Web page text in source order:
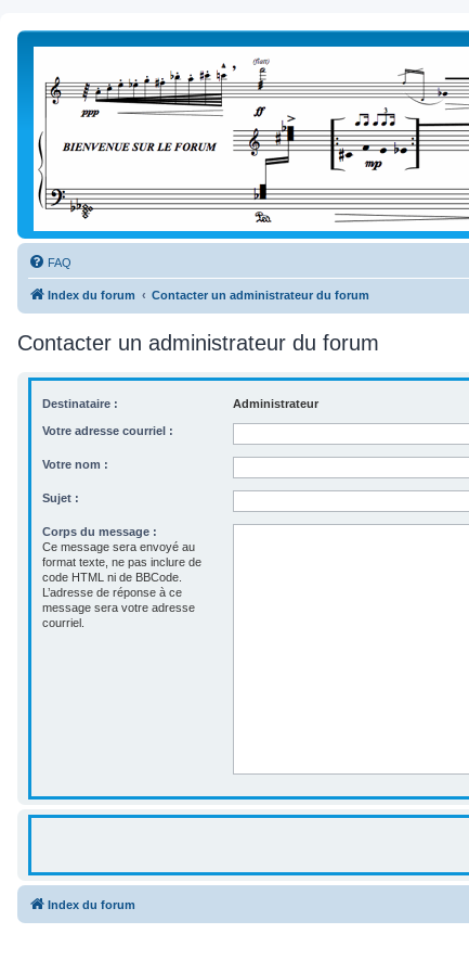
FAQ
Index du forum Contacter un administrateur du forum
Contacter un administrateur du forum
Destinataire : Administrateur
Votre adresse courriel :
Votre nom :
Sujet :
Corps du message :
Ce message sera envoyé au
format texte, ne pas inclure de
code HTML ni de BBCode.
L’adresse de réponse à ce
message sera votre adresse
courriel.
Index du forum